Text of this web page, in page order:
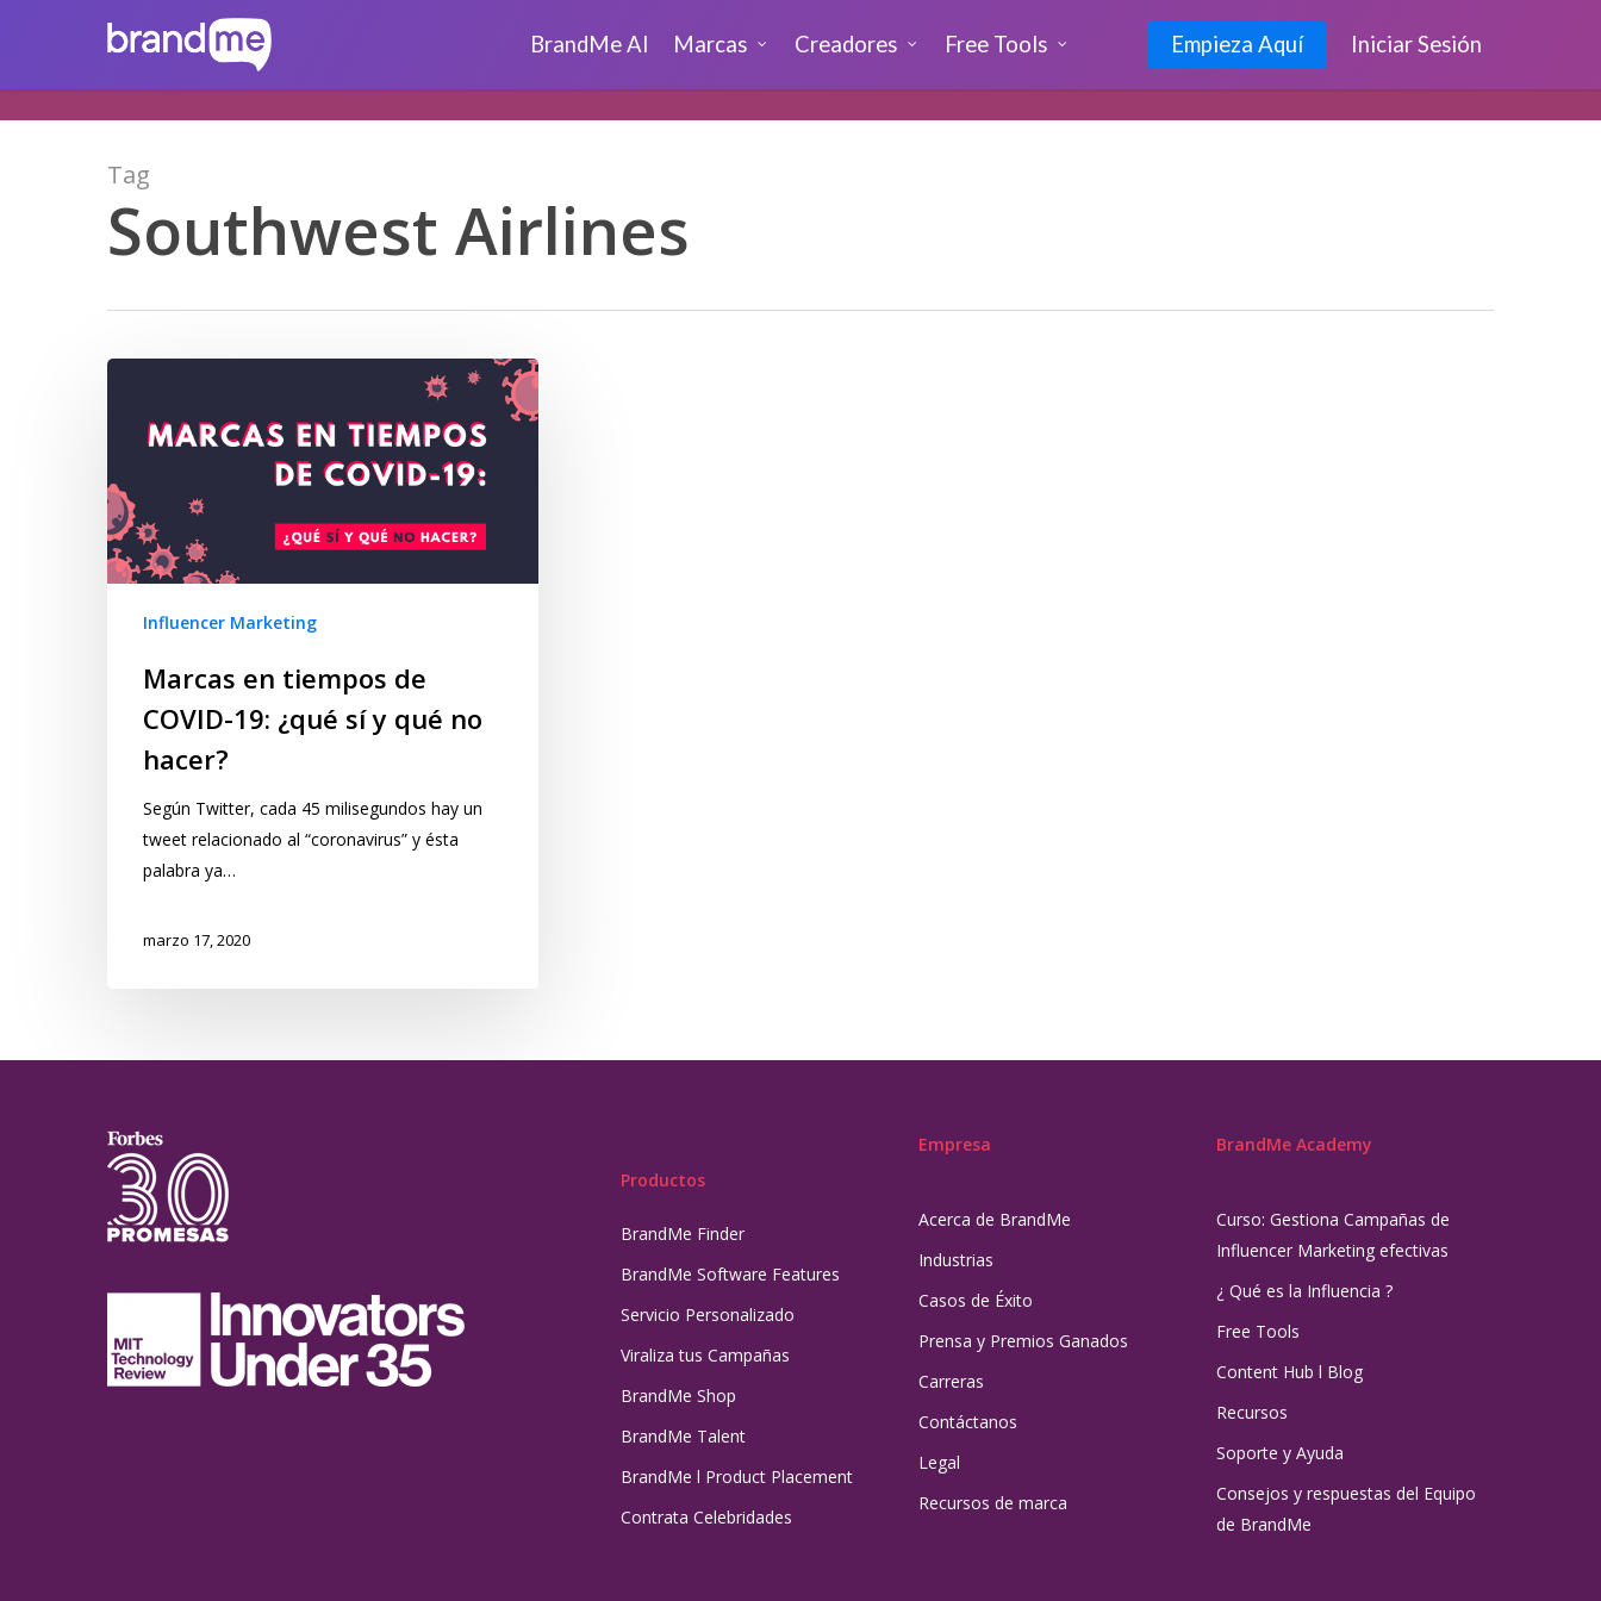
BrandMe AI Marcas Creadores Free Tools Empieza Aquí Iniciar Sesión
Tag
Southwest Airlines
Influencer Marketing
Marcas en tiempos de
COVID-19: ¿qué sí y qué no
hacer?
Según Twitter, cada 45 milisegundos hay un
tweet relacionado al “coronavirus” y ésta
palabra ya…
marzo 17, 2020
Productos
BrandMe Finder
BrandMe Software Features
Servicio Personalizado
Viraliza tus Campañas
BrandMe Shop
BrandMe Talent
BrandMe l Product Placement
Contrata Celebridades
Empresa
Acerca de BrandMe
Industrias
Casos de Éxito
Prensa y Premios Ganados
Carreras
Contáctanos
Legal
Recursos de marca
BrandMe Academy
Curso: Gestiona Campañas de
Influencer Marketing efectivas
¿ Qué es la Influencia ?
Free Tools
Content Hub l Blog
Recursos
Soporte y Ayuda
Consejos y respuestas del Equipo
de BrandMe